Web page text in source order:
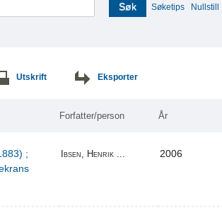
Søk Søketips Nullstill
Utskrift Eksporter
Forfatter/person År
;
Ibsen, Henrik ... 2006